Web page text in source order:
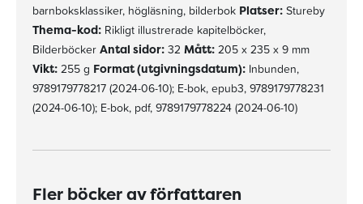
barnboksklassiker, högläsning, bilderbok Platser: Stureby
Thema-kod: Rikligt illustrerade kapitelböcker,
Bilderböcker Antal sidor: 32 Mått: 205 x 235 x 9 mm
Vikt: 255 g Format (utgivningsdatum): Inbunden,
9789179778217 (2024-06-10); E-bok, epub3, 9789179778231
(2024-06-10); E-bok, pdf, 9789179778224 (2024-06-10)
Fler böcker av författaren